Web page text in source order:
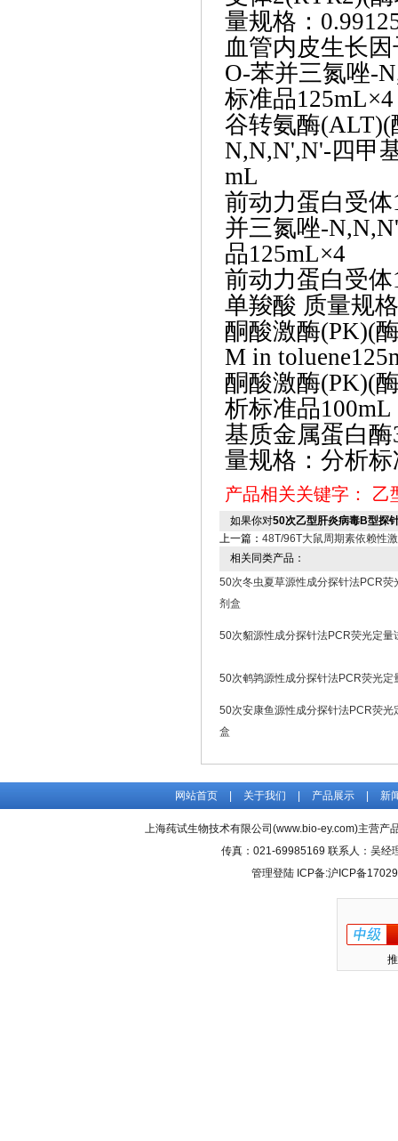
量规格：
血管内皮生长
O-苯并三氮唑-
标准品125mL×4
谷转氨酶(ALT)(
N,N,N',N'-四甲
mL
前动力蛋白受体
并三氮唑-
品125mL×4
前动力蛋白受体
单羧酸 质量规
酮酸激酶(PK)(
M in
酮酸激酶(PK)(
析标准品100mL
基质金属蛋白酶
量规格：分析
产品相关关键字： 乙
如果你对50次乙型肝炎病毒B型探
上一篇： 48T/96T大鼠周期素依赖性
相关同类产品：
50次冬虫夏草源性成分探针法PCR荧
剂盒
50次貂源性成分探针法PCR荧光定量
50次鹌鹑源性成分探针法PCR荧光定
50次安康鱼源性成分探针法PCR荧光
盒
网站首页 关于我们 产品展示 新
上海莼试生物技术有限公司(www.bio-ey.com)主营产
传真：021-69985169 联系人：吴经
管理登陆 ICP备:沪ICP备